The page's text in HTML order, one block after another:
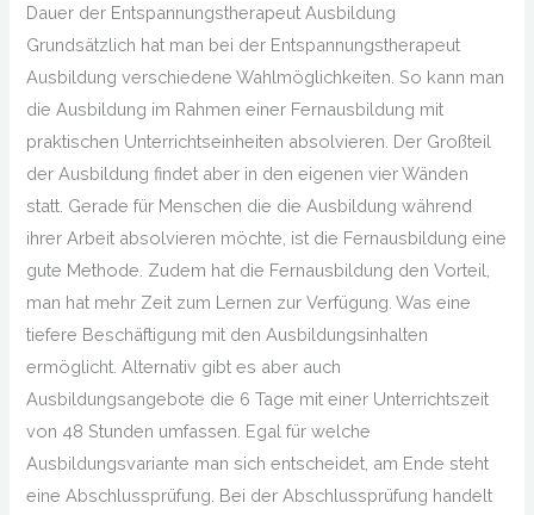
Dauer der Entspannungstherapeut Ausbildung
Grundsätzlich hat man bei der Entspannungstherapeut
Ausbildung verschiedene Wahlmöglichkeiten. So kann man
die Ausbildung im Rahmen einer Fernausbildung mit
praktischen Unterrichtseinheiten absolvieren. Der Großteil
der Ausbildung findet aber in den eigenen vier Wänden
statt. Gerade für Menschen die die Ausbildung während
ihrer Arbeit absolvieren möchte, ist die Fernausbildung eine
gute Methode. Zudem hat die Fernausbildung den Vorteil,
man hat mehr Zeit zum Lernen zur Verfügung. Was eine
tiefere Beschäftigung mit den Ausbildungsinhalten
ermöglicht. Alternativ gibt es aber auch
Ausbildungsangebote die 6 Tage mit einer Unterrichtszeit
von 48 Stunden umfassen. Egal für welche
Ausbildungsvariante man sich entscheidet, am Ende steht
eine Abschlussprüfung. Bei der Abschlussprüfung handelt